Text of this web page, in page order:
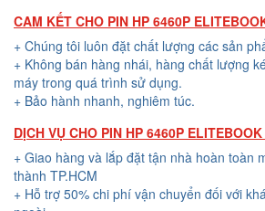
CAM KẾT CHO PIN HP 6460P
+ Chúng tôi luôn đặt chất lượng các sản
+ Không bán hàng nhái, hàng chất lượng
máy trong quá trình sử dụng.
+ Bảo hành nhanh, nghiêm túc.
DỊCH VỤ CHO PIN HP 6460P
+ Giao hàng và lắp đặt tận nhà hoàn toàn
thành TP.HCM
+ Hỗ trợ 50% chi phí vận chuyển đối với